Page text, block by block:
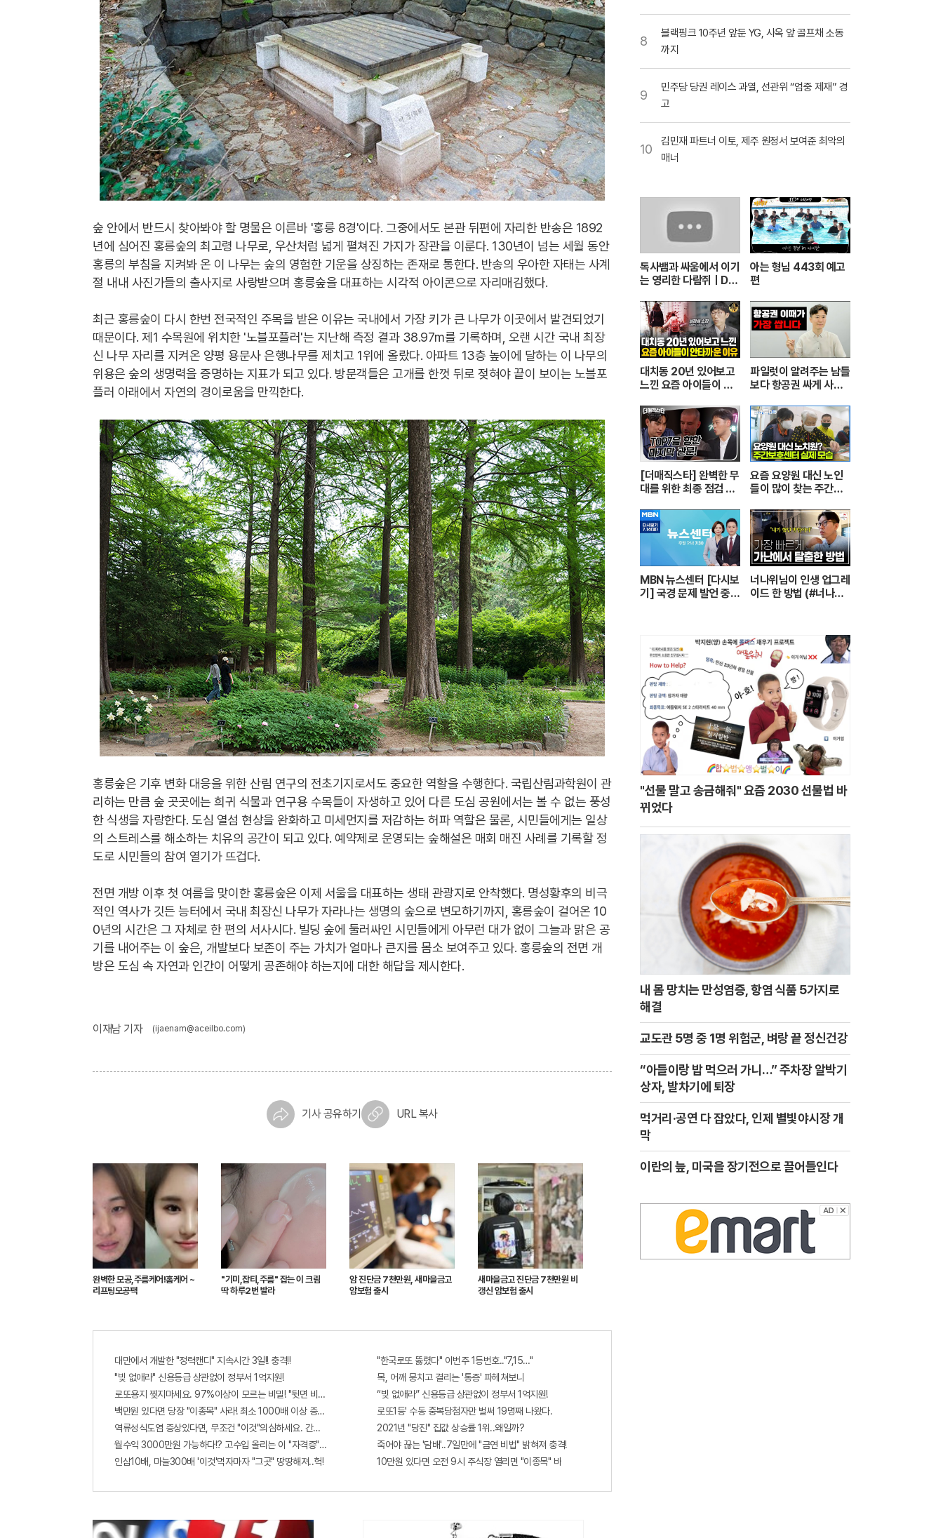
숲 안에서 반드시 찾아봐야 할 명물은 이른바 '홍릉 8경'이다. 그중에서도 본관 뒤편에 자리한 반송은 1892
년에 심어진 홍릉숲의 최고령 나무로, 우산처럼 넓게 펼쳐진 가지가 장관을 이룬다. 130년이 넘는 세월 동안
홍릉의 부침을 지켜봐 온 이 나무는 숲의 영험한 기운을 상징하는 존재로 통한다. 반송의 우아한 자태는 사계
절 내내 사진가들의 출사지로 사랑받으며 홍릉숲을 대표하는 시각적 아이콘으로 자리매김했다.
최근 홍릉숲이 다시 한번 전국적인 주목을 받은 이유는 국내에서 가장 키가 큰 나무가 이곳에서 발견되었기
때문이다. 제1 수목원에 위치한 '노블포플러'는 지난해 측정 결과 38.97m를 기록하며, 오랜 시간 국내 최장
신 나무 자리를 지켜온 양평 용문사 은행나무를 제치고 1위에 올랐다. 아파트 13층 높이에 달하는 이 나무의
위용은 숲의 생명력을 증명하는 지표가 되고 있다. 방문객들은 고개를 한껏 뒤로 젖혀야 끝이 보이는 노블포
플러 아래에서 자연의 경이로움을 만끽한다.
홍릉숲은 기후 변화 대응을 위한 산림 연구의 전초기지로서도 중요한 역할을 수행한다. 국립산림과학원이 관
리하는 만큼 숲 곳곳에는 희귀 식물과 연구용 수목들이 자생하고 있어 다른 도심 공원에서는 볼 수 없는 풍성
한 식생을 자랑한다. 도심 열섬 현상을 완화하고 미세먼지를 저감하는 허파 역할은 물론, 시민들에게는 일상
의 스트레스를 해소하는 치유의 공간이 되고 있다. 예약제로 운영되는 숲해설은 매회 매진 사례를 기록할 정
도로 시민들의 참여 열기가 뜨겁다.
전면 개방 이후 첫 여름을 맞이한 홍릉숲은 이제 서울을 대표하는 생태 관광지로 안착했다. 명성황후의 비극
적인 역사가 깃든 능터에서 국내 최장신 나무가 자라나는 생명의 숲으로 변모하기까지, 홍릉숲이 걸어온 10
0년의 시간은 그 자체로 한 편의 서사시다. 빌딩 숲에 둘러싸인 시민들에게 아무런 대가 없이 그늘과 맑은 공
기를 내어주는 이 숲은, 개발보다 보존이 주는 가치가 얼마나 큰지를 몸소 보여주고 있다. 홍릉숲의 전면 개
방은 도심 속 자연과 인간이 어떻게 공존해야 하는지에 대한 해답을 제시한다.
이재남 기자 (ijaenam@aceilbo.com)
기사 공유하기 URL 복사
완벽한 모공,주름케어!홈케어 ~
리프팅모공팩
"기미,잡티,주름" 잡는 이 크림
딱 하루2번 발라
암 진단금 7천만원, 새마을금고
암보험 출시
새마을금고 진단금 7천만원 비
갱신 암보험 출시
대만에서 개발한 "정력캔디" 지속시간 3일!! 충격!!
"빚 없애라" 신용등급 상관없이 정부서 1억지원!
로또용지 찢지마세요. 97%이상이 모르는 비밀! "뒷면 비추면 번호 보인다!?"
백만원 있다면 당장 "이종목" 사라! 최소 1000배 이상 증가...충격!!
역류성식도염 증상있다면, 무조건 "이것"의심하세요. 간단치료법 나왔다!
월수익 3000만원 가능하다!? 고수입 올리는 이 "자격증"에 몰리는 이유 알고보니…
인삼10배, 마늘300배 '이것'먹자마자 "그곳" 땅땅해져..헉!
"한국로또 뚫렸다" 이번주 1등번호.."7,15…"
목, 어깨 뭉치고 결리는 '통증' 파헤쳐보니
“빚 없애라” 신용등급 상관없이 정부서 1억지원!
로또1등' 수동 중복당첨자만 벌써 19명째 나왔다.
2021년 "당진" 집값 상승률 1위..왜일까?
죽어야 끊는 '담배'..7일만에 "금연 비법" 밝혀져 충격!
10만원 있다면 오전 9시 주식장 열리면 "이종목" 바
8
블랙핑크 10주년 앞둔 YG, 사옥 앞 골프채 소동
까지
9
민주당 당권 레이스 과열, 선관위 “엄중 제재” 경
고
10
김민재 파트너 이토, 제주 원정서 보여준 최악의
매너
독사뱀과 싸움에서 이기
는 영리한 다람쥐ㅣDu
tupai 치열한 동물싸움
ㅣ놀라운 동물싸움
아는 형님 443회 예고
편
대치동 20년 있어보고
느낀 요즘 아이들이 안
장 3부]
파일럿이 알려주는 남들
보다 항공권 싸게 사는
[더매직스타] 완벽한 무
대를 위한 최종 점검 현
요즘 요양원 대신 노인
들이 많이 찾는 주간보
어르신들 손발이 되어주
는 요양보호사의 하루
┃주간보호센터 24시
┃PD로그┃#골라듄다
큐
MBN 뉴스센터 [다시보
기] 국경 문제 발언 중
너나위님이 인생 업그레
이드 한 방법 (#너나위
"선물 말고 송금해줘" 요즘 2030 선물법 바
뀌었다
내 몸 망치는 만성염증, 항염 식품 5가지로
해결
교도관 5명 중 1명 위험군, 벼랑 끝 정신건강
“아들이랑 밥 먹으러 가니…” 주차장 알박기
상자, 발차기에 퇴장
먹거리·공연 다 잡았다, 인제 별빛야시장 개
막
이란의 늪, 미국을 장기전으로 끌어들인다